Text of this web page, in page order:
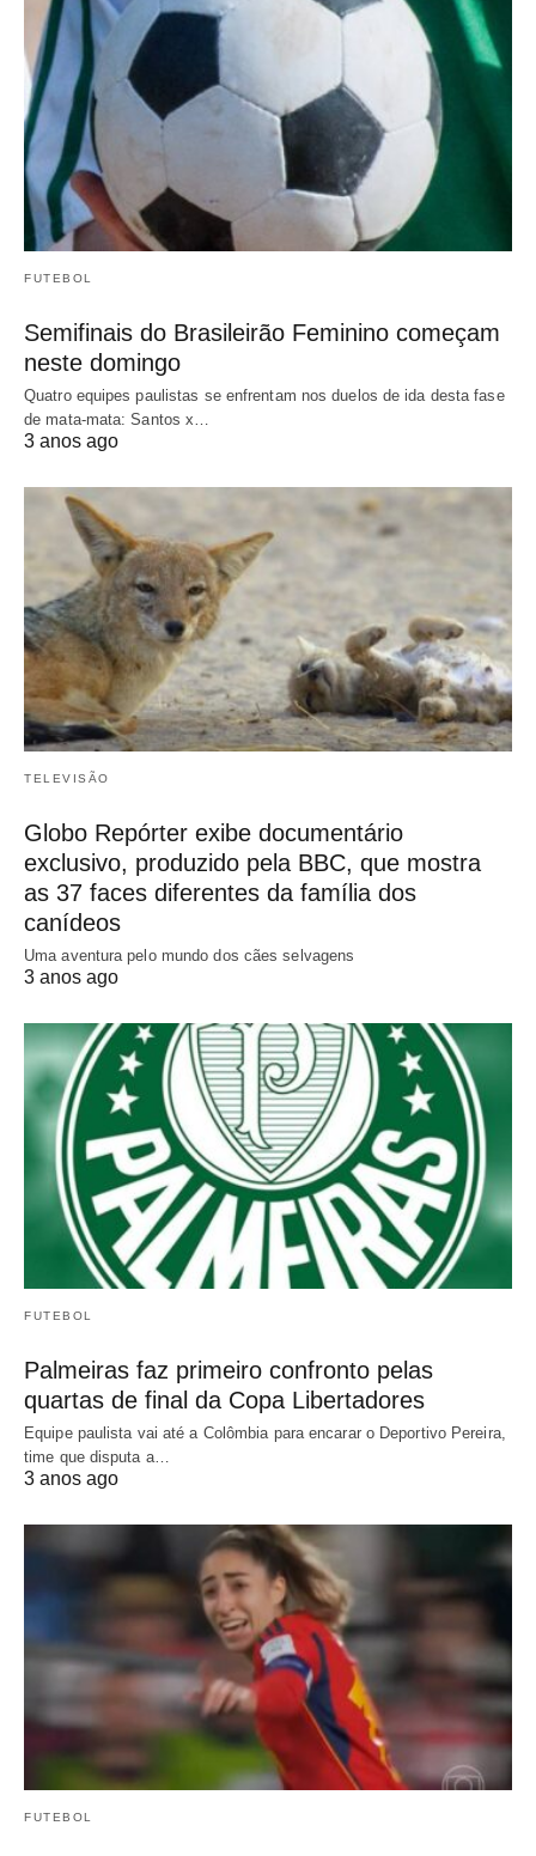
FUTEBOL
Semifinais do Brasileirão Feminino começam
neste domingo
Quatro equipes paulistas se enfrentam nos duelos de ida desta fase
de mata-mata: Santos x…
3 anos ago
TELEVISÃO
Globo Repórter exibe documentário
exclusivo, produzido pela BBC, que mostra
as 37 faces diferentes da família dos
canídeos
Uma aventura pelo mundo dos cães selvagens
3 anos ago
FUTEBOL
Palmeiras faz primeiro confronto pelas
quartas de final da Copa Libertadores
Equipe paulista vai até a Colômbia para encarar o Deportivo Pereira,
time que disputa a…
3 anos ago
FUTEBOL